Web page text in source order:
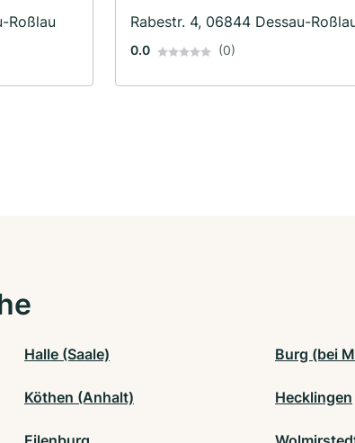
Roßlau Rabestr. 4, 06844 Dessau-
0.0 (0)
Halle (Saale) Burg (bei
Köthen (Anhalt) Hecklingen